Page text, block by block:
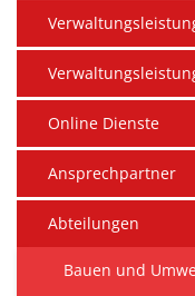
Kultur im
Online Dienste
Ansprechpartner
Abteilungen
Bauen und